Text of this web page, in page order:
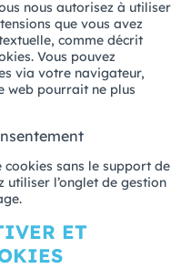
nous autorisez à utiliser
que vous avez
comme décrit
Vous pouvez
via votre navigateur,
web pourrait ne plus
sans le support de
utiliser l’onglet de gestion
ET